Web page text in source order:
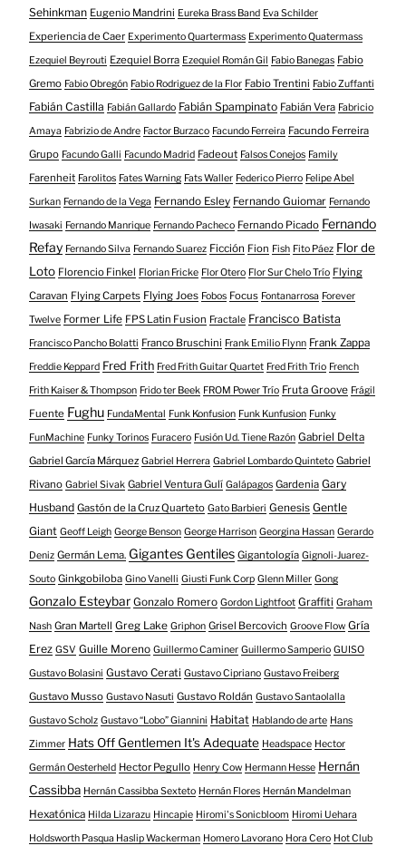
Sehinkman Eugenio Mandrini Eureka Brass Band Eva Schilder
Experiencia de Caer Experimento Quartermass Experimento Quatermass
Ezequiel Beyrouti Ezequiel Borra Ezequiel Román Gil Fabio Banegas Fabio
Gremo Fabio Obregón Fabio Rodriguez de la Flor Fabio Trentini Fabio Zuffanti
Fabián Castilla Fabián Gallardo Fabián Spampinato Fabián Vera Fabricio
Amaya Fabrizio de Andre Factor Burzaco Facundo Ferreira Facundo Ferreira
Grupo Facundo Galli Facundo Madrid Fadeout Falsos Conejos Family
Farenheit Farolitos Fates Warning Fats Waller Federico Pierro Felipe Abel
Surkan Fernando de la Vega Fernando Esley Fernando Guiomar Fernando
Iwasaki Fernando Manrique Fernando Pacheco Fernando Picado Fernando
Refay Fernando Silva Fernando Suarez Ficción Fion Fish Fito Páez Flor de
Loto Florencio Finkel Florian Fricke Flor Otero Flor Sur Chelo Trío Flying
Caravan Flying Carpets Flying Joes Fobos Focus Fontanarrosa Forever
Twelve Former Life FPS Latin Fusion Fractale Francisco Batista
Francisco Pancho Bolatti Franco Bruschini Frank Emilio Flynn Frank Zappa
Freddie Keppard Fred Frith Fred Frith Guitar Quartet Fred Frith Trio French
Frith Kaiser & Thompson Frido ter Beek FROM Power Trío Fruta Groove Frágil
Fuente Fughu FundaMental Funk Konfusion Funk Kunfusion Funky
FunMachine Funky Torinos Furacero Fusión Ud. Tiene Razón Gabriel Delta
Gabriel García Márquez Gabriel Herrera Gabriel Lombardo Quinteto Gabriel
Rivano Gabriel Sivak Gabriel Ventura Gulí Galápagos Gardenia Gary
Husband Gastón de la Cruz Quarteto Gato Barbieri Genesis Gentle
Giant Geoff Leigh George Benson George Harrison Georgina Hassan Gerardo
Deniz Germán Lema. Gigantes Gentiles Gigantología Gignoli-Juarez-
Souto Ginkgobiloba Gino Vanelli Giusti Funk Corp Glenn Miller Gong
Gonzalo Esteybar Gonzalo Romero Gordon Lightfoot Graffiti Graham
Nash Gran Martell Greg Lake Griphon Grisel Bercovich Groove Flow Gría
Erez GSV Guille Moreno Guillermo Caminer Guillermo Samperio GUISO
Gustavo Bolasini Gustavo Cerati Gustavo Cipriano Gustavo Freiberg
Gustavo Musso Gustavo Nasuti Gustavo Roldán Gustavo Santaolalla
Gustavo Scholz Gustavo “Lobo” Giannini Habitat Hablando de arte Hans
Zimmer Hats Off Gentlemen It's Adequate Headspace Hector
Germán Oesterheld Hector Pegullo Henry Cow Hermann Hesse Hernán
Cassibba Hernán Cassibba Sexteto Hernán Flores Hernán Mandelman
Hexatónica Hilda Lizarazu Hincapie Hiromi's Sonicbloom Hiromi Uehara
Holdsworth Pasqua Haslip Wackerman Homero Lavorano Hora Cero Hot Club